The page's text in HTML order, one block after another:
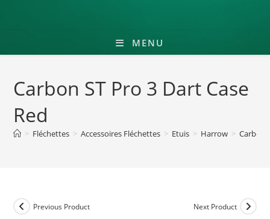
MENU
Carbon ST Pro 3 Dart Case
Red
> Fléchettes > Accessoires Fléchettes > Etuis > Harrow > Carbon
Previous Product Next Product